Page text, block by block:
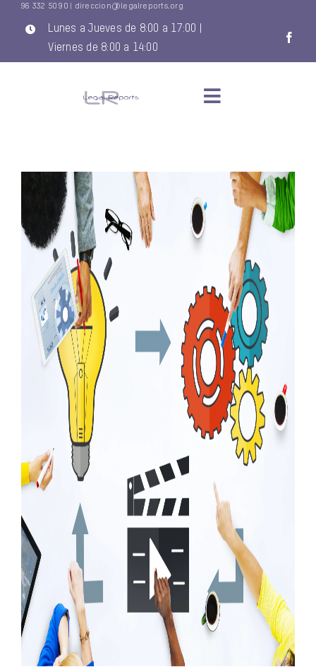
Saltar96 332 50 90 direccion@legalreports.org
Lunes a Jueves de 8:00 a 17:00 |
Viernes de 8:00 a 14:00
Toggle
QUIENES SOMOS
SERVICIOS
NOVEDADES LEGISLATIVAS
BLOG
CONTACTO